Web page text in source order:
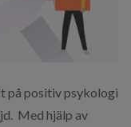
på positiv psykologi
Med hjälp av